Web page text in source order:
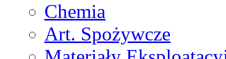
Chemia
Art. Spożywcze